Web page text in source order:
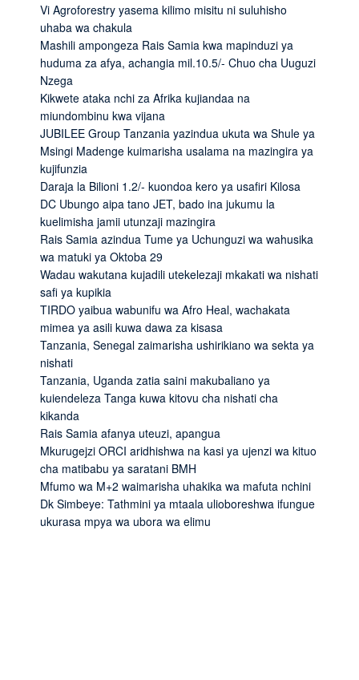
Vi Agroforestry yasema kilimo misitu ni suluhisho
uhaba wa chakula
Mashili ampongeza Rais Samia kwa mapinduzi ya
huduma za afya, achangia mil.10.5/- Chuo cha Uuguzi
Nzega
Kikwete ataka nchi za Afrika kujiandaa na
miundombinu kwa vijana
JUBILEE Group Tanzania yazindua ukuta wa Shule ya
Msingi Madenge kuimarisha usalama na mazingira ya
kujifunzia
Daraja la Bilioni 1.2/- kuondoa kero ya usafiri Kilosa
DC Ubungo aipa tano JET, bado ina jukumu la
kuelimisha jamii utunzaji mazingira
Rais Samia azindua Tume ya Uchunguzi wa wahusika
wa matuki ya Oktoba 29
Wadau wakutana kujadili utekelezaji mkakati wa nishati
safi ya kupikia
TIRDO yaibua wabunifu wa Afro Heal, wachakata
mimea ya asili kuwa dawa za kisasa
Tanzania, Senegal zaimarisha ushirikiano wa sekta ya
nishati
Tanzania, Uganda zatia saini makubaliano ya
kuiendeleza Tanga kuwa kitovu cha nishati cha
kikanda
Rais Samia afanya uteuzi, apangua
Mkurugejzi ORCI aridhishwa na kasi ya ujenzi wa kituo
cha matibabu ya saratani BMH
Mfumo wa M+2 waimarisha uhakika wa mafuta nchini
Dk Simbeye: Tathmini ya mtaala ulioboreshwa ifungue
ukurasa mpya wa ubora wa elimu